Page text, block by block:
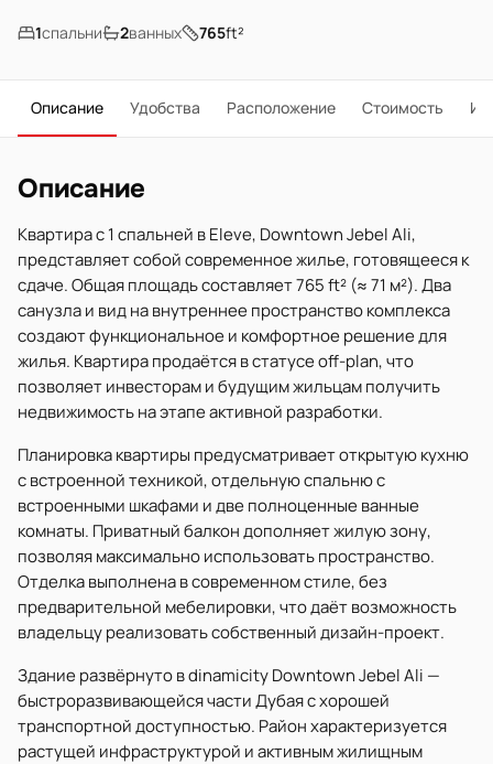
1спальни 2ванных 765ft²
Описание Удобства Расположение Стоимость
Описание
Квартира с 1 спальней в Eleve, Downtown Jebel Ali,
представляет собой современное жилье, готовящееся к
сдаче. Общая площадь составляет 765 ft² (≈ 71 м²). Два
санузла и вид на внутреннее пространство комплекса
создают функциональное и комфортное решение для
жилья. Квартира продаётся в статусе off-plan, что
позволяет инвесторам и будущим жильцам получить
недвижимость на этапе активной разработки.
Планировка квартиры предусматривает открытую кухню
с встроенной техникой, отдельную спальню с
встроенными шкафами и две полноценные ванные
комнаты. Приватный балкон дополняет жилую зону,
позволяя максимально использовать пространство.
Отделка выполнена в современном стиле, без
предварительной мебелировки, что даёт возможность
владельцу реализовать собственный дизайн-проект.
Здание развёрнуто в dinamicity Downtown Jebel Ali —
быстроразвивающейся части Дубая с хорошей
транспортной доступностью. Район характеризуется
растущей инфраструктурой и активным жилищным